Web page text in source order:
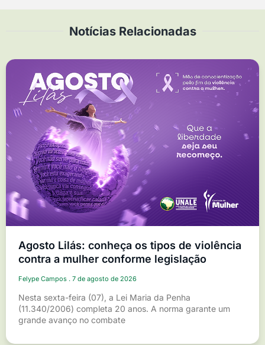
Notícias Relacionadas
Agosto Lilás: conheça os tipos de violência
contra a mulher conforme legislação
Felype Campos 7 de agosto de 2026
Nesta sexta-feira (07), a Lei Maria da Penha
(11.340/2006) completa 20 anos. A norma garante um
grande avanço no combate